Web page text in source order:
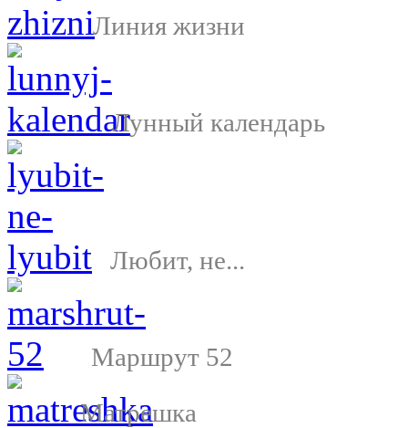
Линия жизни
Лунный календарь
Любит, не...
Маршрут 52
Матрешка